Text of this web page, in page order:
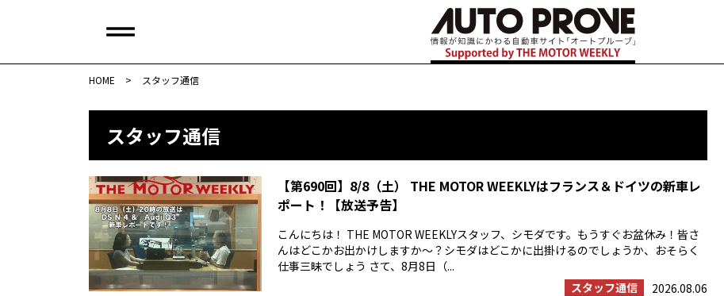
HOME > スタッフ通信
スタッフ通信
【第690回】8/8（土） THE MOTOR WEEKLYはフランス＆ドイツの新車レ
ポート！【放送予告】
こんにちは！ THE MOTOR WEEKLYスタッフ、シモダです。もうすぐお盆休み！皆さ
んはどこかお出かけしますか〜？シモダはどこかに出掛けるのでしょうか、おそらく
仕事三昧でしょう さて、8月8日（...
スタッフ通信
2026.08.06